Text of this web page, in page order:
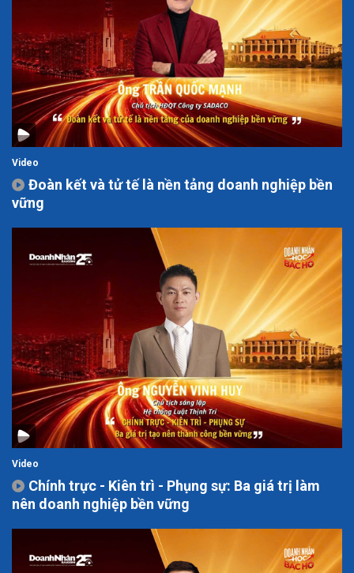
Video
Đoàn kết và tử tế là nền tảng doanh nghiệp bền
vững
Video
Chính trực - Kiên trì - Phụng sự: Ba giá trị làm
nên doanh nghiệp bền vững